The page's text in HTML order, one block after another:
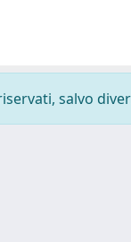
salvo